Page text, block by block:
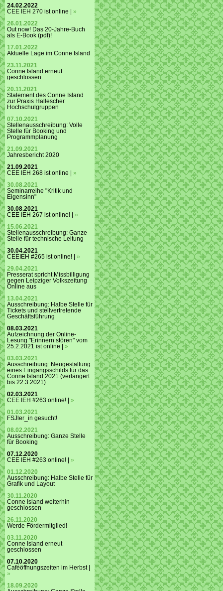
24.02.2022
CEE IEH 270 ist online | »
26.01.2022
Out now! Das 20-Jahre-Buch
als E-Book (pdf)!
17.01.2022
Aktuelle Lage im Conne Island
23.11.2021
Conne Island erneut
geschlossen
20.11.2021
Statement des Conne Island
zur Praxis Hallescher
Hochschulgruppen
07.10.2021
Stellenausschreibung: Volle
Stelle für Booking und
Programmplanung
21.09.2021
Jahresbericht 2020
21.09.2021
CEE IEH 268 ist online | »
30.08.2021
Seminarreihe "Kritik und
Eigensinn"
30.08.2021
CEE IEH 267 ist online! | »
15.06.2021
Stellenausschreibung: Ganze
Stelle für technische Leitung
30.04.2021
CEEIEH #265 ist online! | »
29.04.2021
Presserat spricht Missbilligung
gegen Leipziger Volkszeitung
Online aus
13.04.2021
Ausschreibung: Halbe Stelle für
Tickets und stellvertretende
Geschäftsführung
08.03.2021
Aufzeichnung der Online-
Lesung "Erinnern stören" vom
25.2.2021 ist online | »
03.03.2021
Ausschreibung: Neugestaltung
eines Eingangsschilds für das
Conne Island 2021 (verlängert
bis 22.3.2021)
02.03.2021
CEE IEH #263 online! | »
01.03.2021
FSJler_in gesucht!
08.02.2021
Ausschreibung: Ganze Stelle
für Booking
07.12.2020
CEE IEH #263 online! | »
01.12.2020
Ausschreibung: Halbe Stelle für
Grafik und Layout
30.11.2020
Conne Island weiterhin
geschlossen
26.11.2020
Werde Fördermitglied!
03.11.2020
Conne Island erneut
geschlossen
07.10.2020
Caféöffnungszeiten im Herbst |
»
18.09.2020